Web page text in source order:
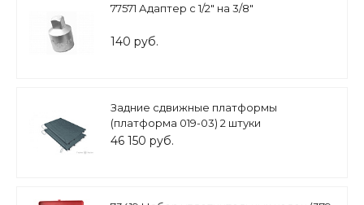
77571 Адаптер с 1/2" на 3/8"
140 руб.
Задние сдвижные платформы
(платформа 019-03) 2 штуки
46 150 руб.